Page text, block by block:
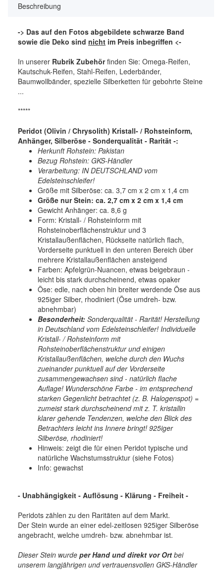
Beschreibung
-> Das auf den Fotos abgebildete schwarze Band
sowie die Deko sind nicht im Preis inbegriffen <-
In unserer Rubrik Zubehörfinden Sie: Omega-Reifen,
Kautschuk-Reifen, Stahl-Reifen, Lederbänder,
Baumwollbänder, spezielle Silberketten für gebohrte Steine
...
*****
Peridot (Olivin / Chrysolith) Kristall- / Rohsteinform,
Anhänger, Silberöse - Sonderqualität - Rarität -:
Herkunft Rohstein: Pakistan
Bezug Rohstein: GKS-Händler
Verarbeitung: IN DEUTSCHLAND vom
Edelsteinschleifer!
Größe mit Silberöse: ca. 3,7 cm x 2 cm x 1,4 cm
Größe nur Stein: ca. 2,7 cm x 2 cm x 1,4 cm
Gewicht Anhänger: ca. 8,6 g
Form: Kristall- / Rohsteinform mit
Rohsteinoberflächenstruktur und 3
Kristallaußenflächen, Rückseite natürlich flach,
Vorderseite punktuell in den unteren Bereich über
mehrere Kristallaußenflächen ansteigend
Farben: Apfelgrün-Nuancen, etwas beigebraun -
leicht bis stark durchscheinend, etwas opaker
Öse: edle, nach oben hin breiter werdende Öse aus
925iger Silber, rhodiniert (Öse umdreh- bzw.
abnehmbar)
Besonderheit: Sonderqualität - Rarität! Herstellung
in Deutschland vom Edelsteinschleifer! Individuelle
Kristall- / Rohsteinform mit
Rohsteinoberflächenstruktur und einigen
Kristallaußenflächen, welche durch den Wuchs
zueinander punktuell auf der Vorderseite
zusammengewachsen sind - natürlich flache
Auflage! Wunderschöne Farbe - im entsprechend
starken Gegenlicht betrachtet (z. B. Halogenspot) =
zumeist stark durchscheinend mit z. T. kristallin
klarer gehende Tendenzen, welche den Blick des
Betrachters leicht ins Innere bringt! 925iger
Silberöse, rhodiniert!
Hinweis: zeigt die für einen Peridot typische und
natürliche Wachstumsstruktur (siehe Fotos)
Info: gewachst
- Unabhängigkeit - Auflösung - Klärung - Freiheit -
Peridots zählen zu den Raritäten auf dem Markt.
Der Stein wurde an einer edel-zeitlosen 925iger Silberöse
angebracht, welche umdreh- bzw. abnehmbar ist.
Dieser Stein wurde per Hand und direkt vor Ort bei
unserem langjährigen und vertrauensvollen GKS-Händler